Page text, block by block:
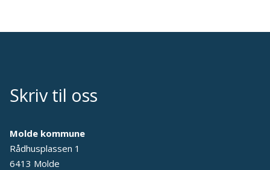
Skriv til oss
Molde kommune
Rådhusplassen 1
6413 Molde